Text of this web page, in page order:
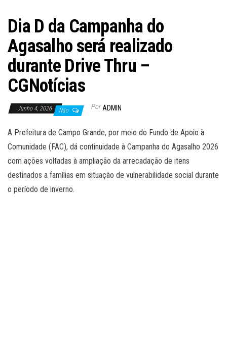
Dia D da Campanha do
Agasalho será realizado
durante Drive Thru –
CGNotícias
Junho 4, 2026 Não Por ADMIN
A Prefeitura de Campo Grande, por meio do Fundo de Apoio à
Comunidade (FAC), dá continuidade à Campanha do Agasalho 2026
com ações voltadas à ampliação da arrecadação de itens
destinados a famílias em situação de vulnerabilidade social durante
o período de inverno.